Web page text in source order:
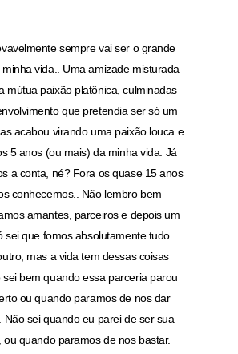
sempre vai ser o grande
vida.. Uma amizade misturada
mútua paixão platônica, culminadas
que pretendia ser só um
acabou virando uma paixão louca e
5 anos (ou mais) da minha vida. Já
a conta, né? Fora os quase 15 anos
conhecemos.. Não lembro bem
amantes, parceiros e depois um
sei que fomos absolutamente tudo
mas a vida tem dessas coisas
sei bem quando essa parceria parou
ou quando paramos de nos dar
Não sei quando eu parei de ser sua
ou quando paramos de nos bastar.